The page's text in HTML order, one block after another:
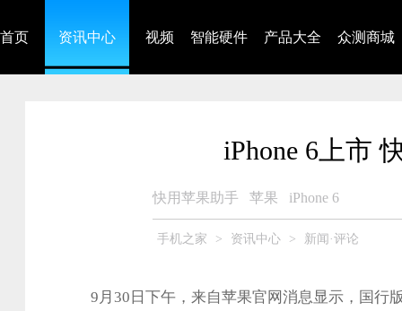
首页 资讯中心 视频 智能硬件 产品大全 众测商城
iPhone 6上市
快用苹果助手 苹果 iPhone 6
手机之家 > 资讯中心 > 新闻·评论
9月30日下午，来自苹果官网消息显示，国行版